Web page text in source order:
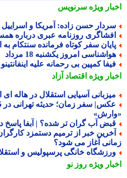
ویژهسرنویس
حسن زاده: آمریکا و اسراییل در
روزنامه عبری درباره همسر
سفر کوتاه فرمانده سنتکام به
امروز یکشنبه 18 مرداد
کمپین بی رحمانه علیه اینفانتینو
ویژهاقتصاد آزاد
آسیایی استقلال در هاله ای از
آب گران تر شده؟ | آبفا پاسخ داد
خبر از ترمیم دستمزد
آغاز می شود؟
خانگی پرسپولیس و استقلال
ویژهروز نو